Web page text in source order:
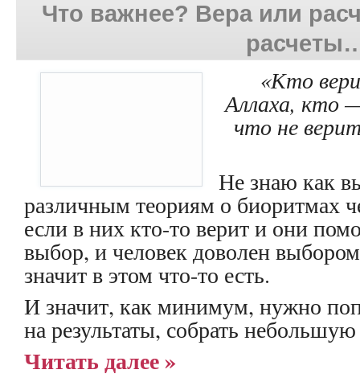
Что важнее? Вера или
«Кто
Аллаха, кто
что не
Не знаю как
различным теориям о биоритмах
если в них кто-то верит и они
выбор, и человек доволен
значит в этом что-то есть.
И значит, как минимум, нужно
на результаты, собрать
Читать далее »